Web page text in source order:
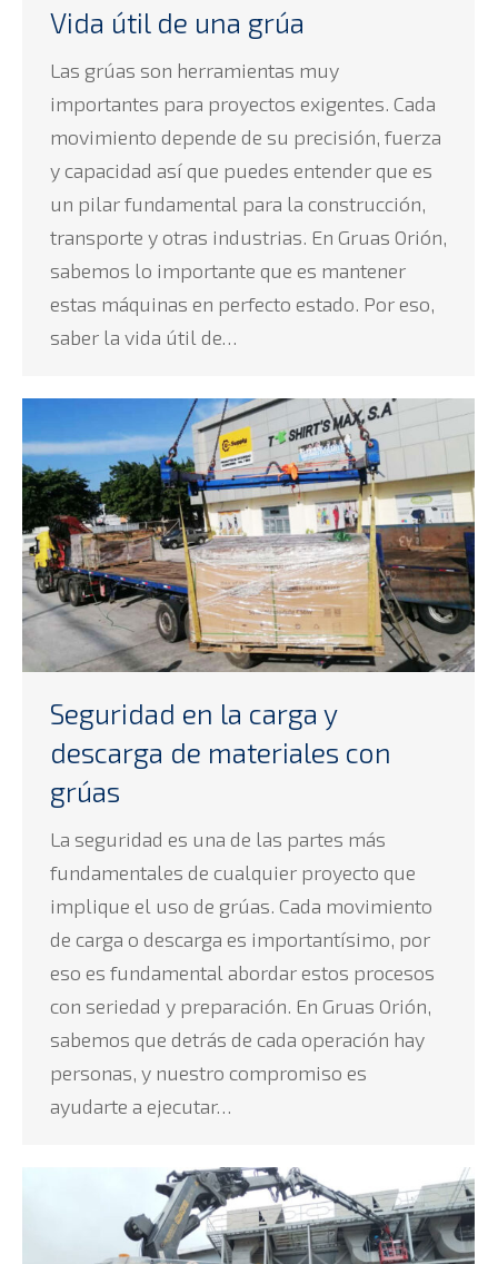
Vida útil de una grúa
Las grúas son herramientas muy
importantes para proyectos exigentes. Cada
movimiento depende de su precisión, fuerza
y capacidad así que puedes entender que es
un pilar fundamental para la construcción,
transporte y otras industrias. En Gruas Orión,
sabemos lo importante que es mantener
estas máquinas en perfecto estado. Por eso,
saber la vida útil de…
Seguridad en la carga y
descarga de materiales con
grúas
La seguridad es una de las partes más
fundamentales de cualquier proyecto que
implique el uso de grúas. Cada movimiento
de carga o descarga es importantísimo, por
eso es fundamental abordar estos procesos
con seriedad y preparación. En Gruas Orión,
sabemos que detrás de cada operación hay
personas, y nuestro compromiso es
ayudarte a ejecutar…